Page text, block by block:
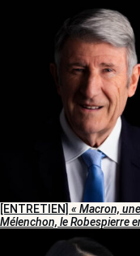
[ENTRETIEN] « Macron,
Mélenchon, le Robespierre